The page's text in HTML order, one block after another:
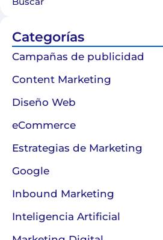
Categorías
Campañas de publicidad
Content Marketing
Diseño Web
eCommerce
Estrategias de Marketing
Google
Inbound Marketing
Inteligencia Artificial